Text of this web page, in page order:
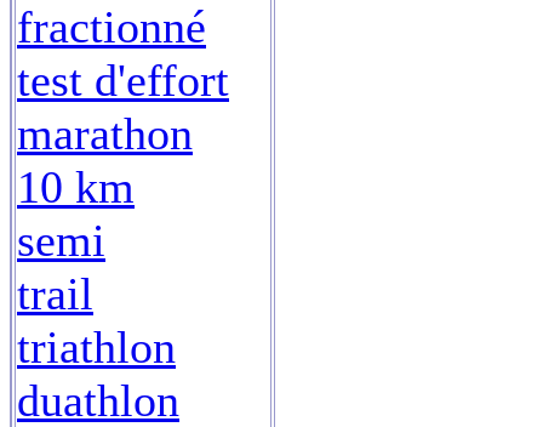
fractionné
test d'effort
marathon
10 km
semi
trail
triathlon
duathlon